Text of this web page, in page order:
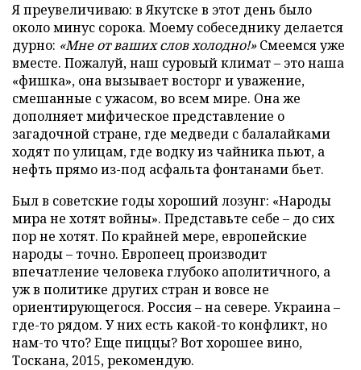
Я преувеличиваю: в Якутске в этот день было
около минус сорока. Моему собеседнику делается
дурно: «Мне от ваших слов холодно!» Смеемся уже
вместе. Пожалуй, наш суровый климат – это наша
«фишка», она вызывает восторг и уважение,
смешанные с ужасом, во всем мире. Она же
дополняет мифическое представление о
загадочной стране, где медведи с балалайками
ходят по улицам, где водку из чайника пьют, а
нефть прямо из-под асфальта фонтанами бьет.
Был в советские годы хороший лозунг: «Народы
мира не хотят войны». Представьте себе – до сих
пор не хотят. По крайней мере, европейские
народы – точно. Европеец производит
впечатление человека глубоко аполитичного, а
уж в политике других стран и вовсе не
ориентирующегося. Россия – на севере. Украина –
где-то рядом. У них есть какой-то конфликт, но
нам-то что? Еще пиццы? Вот хорошее вино,
Тоскана, 2015, рекомендую.